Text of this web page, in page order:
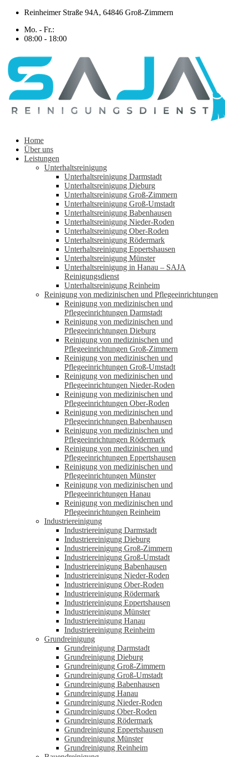
Zum
springen
Reinheimer Straße 94A, 64846 Groß-Zimmern
Mo. - Fr.:
08:00 - 18:00
Home
Über uns
Leistungen
Unterhaltsreinigung
Unterhaltsreinigung Darmstadt
Unterhaltsreinigung Dieburg
Unterhaltsreinigung Groß-Zimmern
Unterhaltsreinigung Groß-Umstadt
Unterhaltsreinigung Babenhausen
Unterhaltsreinigung Nieder-Roden
Unterhaltsreinigung Ober-Roden
Unterhaltsreinigung Rödermark
Unterhaltsreinigung Eppertshausen
Unterhaltsreinigung Münster
Unterhaltsreinigung in Hanau – SAJA
Reinigungsdienst
Unterhaltsreinigung Reinheim
Reinigung von medizinischen und Pflegeeinrichtungen
Reinigung von medizinischen und
Pflegeeinrichtungen Darmstadt
Reinigung von medizinischen und
Pflegeeinrichtungen Dieburg
Reinigung von medizinischen und
Pflegeeinrichtungen Groß-Zimmern
Reinigung von medizinischen und
Pflegeeinrichtungen Groß-Umstadt
Reinigung von medizinischen und
Pflegeeinrichtungen Nieder-Roden
Reinigung von medizinischen und
Pflegeeinrichtungen Ober-Roden
Reinigung von medizinischen und
Pflegeeinrichtungen Babenhausen
Reinigung von medizinischen und
Pflegeeinrichtungen Rödermark
Reinigung von medizinischen und
Pflegeeinrichtungen Eppertshausen
Reinigung von medizinischen und
Pflegeeinrichtungen Münster
Reinigung von medizinischen und
Pflegeeinrichtungen Hanau
Reinigung von medizinischen und
Pflegeeinrichtungen Reinheim
Industriereinigung
Industriereinigung Darmstadt
Industriereinigung Dieburg
Industriereinigung Groß-Zimmern
Industriereinigung Groß-Umstadt
Industriereinigung Babenhausen
Industriereinigung Nieder-Roden
Industriereinigung Ober-Roden
Industriereinigung Rödermark
Industriereinigung Eppertshausen
Industriereinigung Münster
Industriereinigung Hanau
Industriereinigung Reinheim
Grundreinigung
Grundreinigung Darmstadt
Grundreinigung Dieburg
Grundreinigung Groß-Zimmern
Grundreinigung Groß-Umstadt
Grundreinigung Babenhausen
Grundreinigung Hanau
Grundreinigung Nieder-Roden
Grundreinigung Ober-Roden
Grundreinigung Rödermark
Grundreinigung Eppertshausen
Grundreinigung Münster
Grundreinigung Reinheim